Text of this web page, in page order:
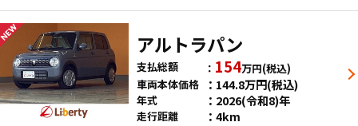
アルトラパン
支払総額 154万円(税込)
車両本体価格
144.8万円(税込)
年式 2026(令和8)年
走行距離 4km